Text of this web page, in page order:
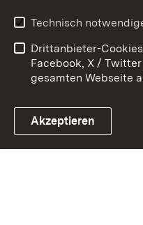
Link zum Landesportal
Impressum
Technisch
Drittanbieter-
Facebook, X /
gesamten Webseite
Akzeptieren